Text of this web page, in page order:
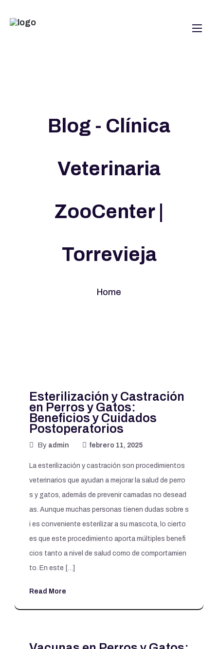
Blog - Clínica
Veterinaria
ZooCenter |
Torrevieja
Home
Esterilización y Castración
en Perros y Gatos:
Beneficios y Cuidados
Postoperatorios
By admin febrero 11, 2025
La esterilización y castración son procedimientos
veterinarios que ayudan a mejorar la salud de perro
s y gatos, además de prevenir camadas no desead
as. Aunque muchas personas tienen dudas sobre s
i es conveniente esterilizar a su mascota, lo cierto
es que este procedimiento aporta múltiples benefi
cios tanto a nivel de salud como de comportamien
to. En este […]
Read More